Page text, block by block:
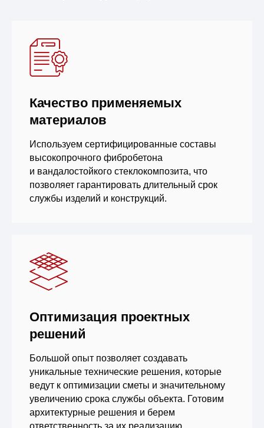
Качество применяемых
материалов
Используем сертифицированные составы
высокопрочного фибробетона
и вандалостойкого стеклокомпозита, что
позволяет гарантировать длительный срок
службы изделий и конструкций.
Оптимизация проектных
решений
Большой опыт позволяет создавать
уникальные технические решения, которые
ведут к оптимизации сметы и значительному
увеличению срока службы объекта. Готовим
архитектурные решения и берем
ответственность за их реализацию.